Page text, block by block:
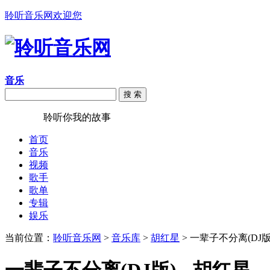
聆听音乐网欢迎您
音乐
搜 索
聆听你我的故事
首页
音乐
视频
歌手
歌单
专辑
娱乐
当前位置： 聆听音乐网 > 音乐库 > 胡红星 > 一辈子不分离(DJ